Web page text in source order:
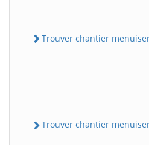
Trouver chantier
Trouver chantier